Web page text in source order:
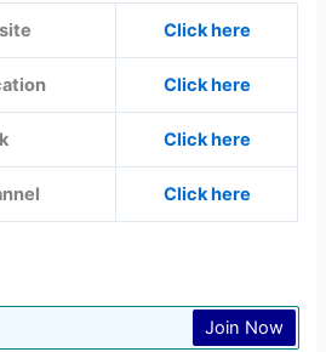
Click here
Click here
Click here
Click here
Join Now